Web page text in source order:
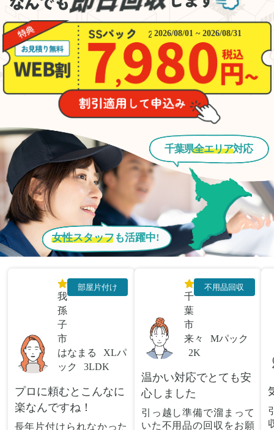
2026/08/01 ~ 2026/08/31
女性スタッフ も活躍中!
千葉県全エリア対応
我
孫
子
市
はなまる
XLパ
ック
3LDK
部屋片付け
プロに頼むとこんなに
楽なんですね！
長年片付けられなかった
千
葉
市
来々
Mパック
2K
不用品回収
温かい対応でとても安
心しました
引っ越し準備で溜まって
いた不用品の回収をお願